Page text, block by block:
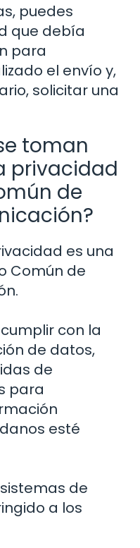
puedes
que debía
para
el envío y,
solicitar una
toman
privacidad
de
es una
Común de
con la
de datos,
de
para
esté
de
a los